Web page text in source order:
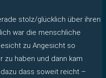
stolz/glücklich über ihren
war die menschliche
zu Angesicht so
haben und dann kam
dass soweit reicht –